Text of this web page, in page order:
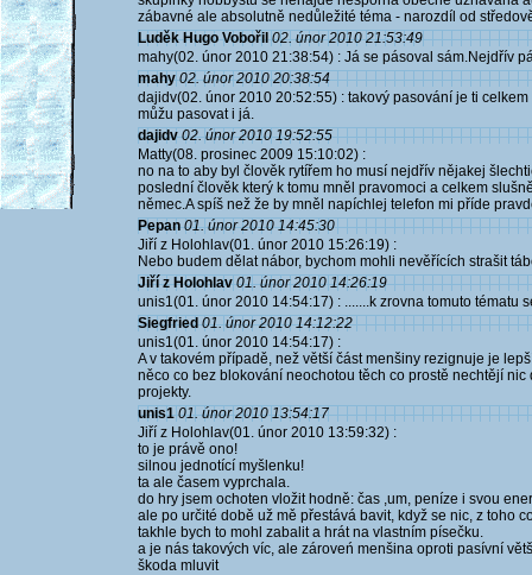
zábavné ale absolutně nedůležité téma - narozdíl od
Luděk Hugo Vobořil 02. únor 2010 21:53:49
mahy(02. únor 2010 21:38:54) : Já se pásoval sám.Nejdřív
mahy 02. únor 2010 20:38:54
dajidv(02. únor 2010 20:52:55) : takový pasování je ti
můžu pasovat i já.
dajidv 02. únor 2010 19:52:55
Matty(08. prosinec 2009 15:10:02) :
no na to aby byl člověk rytířem ho musí nejdřív nějakej
poslední člověk který k tomu mněl pravomoci a celkem
němec.A spíš než že by mněl napíchlej telefon mi příde
Pepan 01. únor 2010 14:45:30
Jiří z Holohlav(01. únor 2010 15:26:19) :
Nebo budem dělat nábor, bychom mohli nevěřících strašit
Jiří z Holohlav 01. únor 2010 14:26:19
unis1(01. únor 2010 14:54:17) : .......k zrovna tomuto tématu
Siegfried 01. únor 2010 14:12:22
unis1(01. únor 2010 14:54:17) :
A v takovém případě, než větší část menšiny rezignuje je
něco co bez blokování neochotou těch co prostě nechtějí
projekty.
unis1 01. únor 2010 13:54:17
Jiří z Holohlav(01. únor 2010 13:59:32) :
to je právě ono!
silnou jednotící myšlenku!
ta ale časem vyprchala.
do hry jsem ochoten vložit hodně: čas ,um, peníze i svou
ale po určité době už mě přestává bavit, když se nic, z toho
takhle bych to mohl zabalit a hrát na vlastním písečku.
a je nás takových víc, ale zároveń menšina oproti pasívní
škoda mluvit